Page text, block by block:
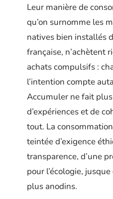
Leur manière de
qu’on surnomme les
natives bien installés
française, n’achètent
achats compulsifs :
l’intention compte
Accumuler ne fait
d’expériences et de
tout. La
teintée d’exigence
transparence, d’une
pour l’écologie,
plus anodins.